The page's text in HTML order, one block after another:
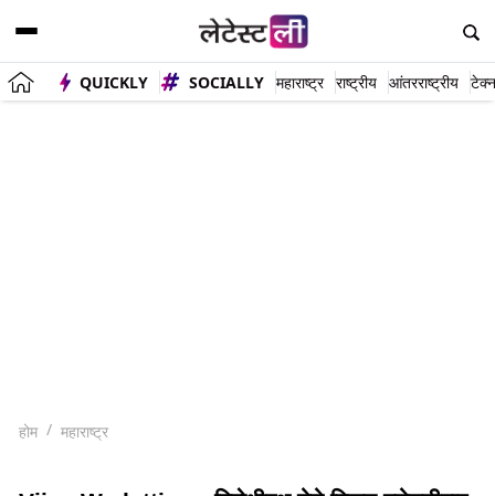
QUICKLY SOCIALLY महाराष्ट्र राष्ट्रीय आंतरराष्ट्रीय
होम महाराष्ट्र